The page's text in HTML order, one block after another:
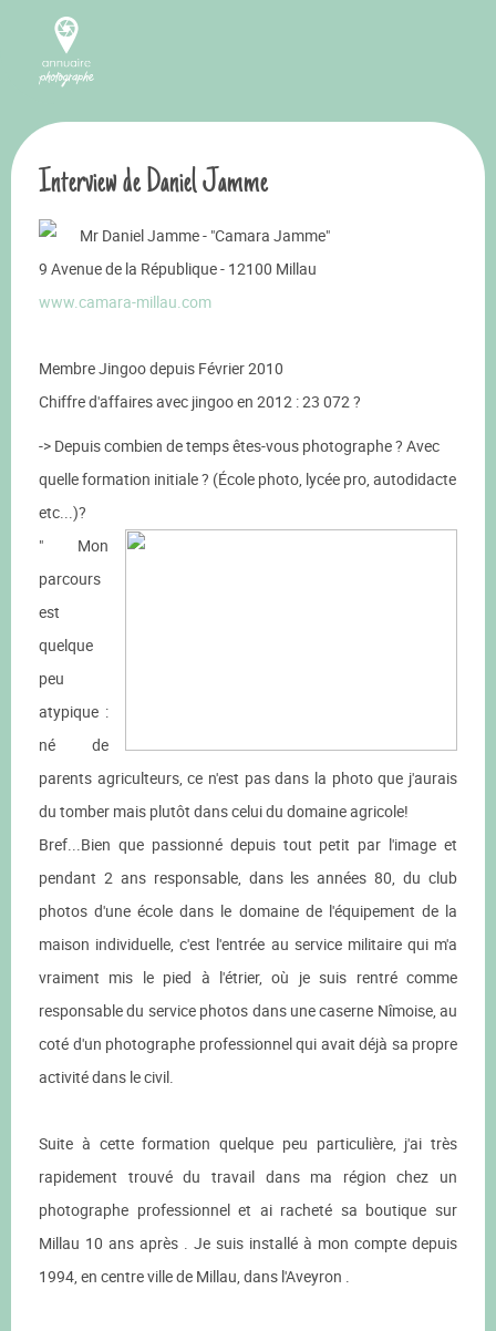
Interview de Daniel Jamme
Mr Daniel Jamme - "Camara Jamme"
9 Avenue de la République - 12100 Millau
www.camara-millau.com
Membre Jingoo depuis Février 2010
Chiffre d'affaires avec jingoo en 2012 : 23 072 ?
-> Depuis combien de temps êtes-vous photographe ? Avec
quelle formation initiale ? (École photo, lycée pro, autodidacte
etc...)?
" Mon
parcours
est
quelque
peu
atypique :
né de
parents agriculteurs, ce n'est pas dans la photo que j'aurais
du tomber mais plutôt dans celui du domaine agricole!
Bref...Bien que passionné depuis tout petit par l'image et
pendant 2 ans responsable, dans les années 80, du club
photos d'une école dans le domaine de l'équipement de la
maison individuelle, c'est l'entrée au service militaire qui m'a
vraiment mis le pied à l'étrier, où je suis rentré comme
responsable du service photos dans une caserne Nîmoise, au
coté d'un photographe professionnel qui avait déjà sa propre
activité dans le civil.
Suite à cette formation quelque peu particulière, j'ai très
rapidement trouvé du travail dans ma région chez un
photographe professionnel et ai racheté sa boutique sur
Millau 10 ans après . Je suis installé à mon compte depuis
1994, en centre ville de Millau, dans l'Aveyron .